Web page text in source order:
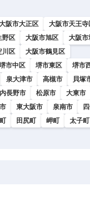
阪市大正区
大阪市天王寺
野区 大阪市旭区
大阪市
川区
大阪市鶴見区
市中区 堺市東区
堺市
泉大津市 高槻市
貝塚
長野市 松原市
大東市
東大阪市 泉南市
田尻町 岬町
太子町